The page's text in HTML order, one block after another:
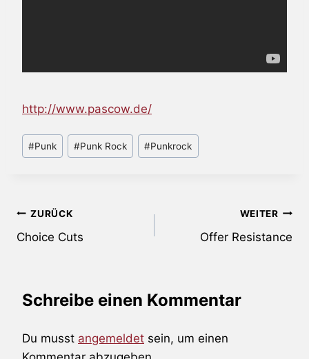
http://www.pascow.de/
Schlagworte:
#Punk #Punk Rock #Punkrock
Beitragsnavigation
ZURÜCK
Choice Cuts
WEITER
Offer Resistance
Schreibe einen Kommentar
Du musst angemeldet sein, um einen